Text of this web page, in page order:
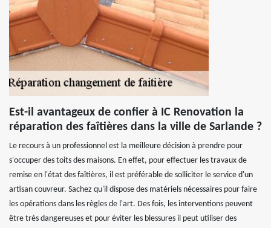
Est-il avantageux de confier à IC Renovation la
réparation des faîtières dans la ville de Sarlande ?
Le recours à un professionnel est la meilleure décision à prendre pour
s'occuper des toits des maisons. En effet, pour effectuer les travaux de
remise en l'état des faîtières, il est préférable de solliciter le service d'un
artisan couvreur. Sachez qu'il dispose des matériels nécessaires pour faire
les opérations dans les règles de l'art. Des fois, les interventions peuvent
être très dangereuses et pour éviter les blessures il peut utiliser des